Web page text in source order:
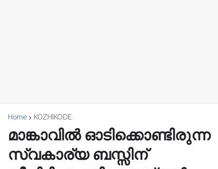
Home KOZHIKODE
മാങ്കാവിൽ ഓടിക്കൊണ്ടിരുന്ന
സ്വകാര്യ ബസ്സിന്